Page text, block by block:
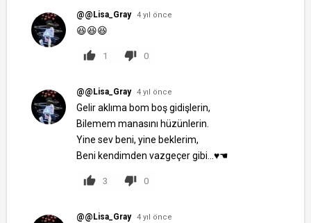
@@Lisa_Gray 4 yıl önce
😆😆😆
1 0
@@Lisa_Gray 4 yıl önce
Gelir aklıma bom boş gidişlerin,
Bilemem manasını hüzünlerin.
Yine sev beni, yine beklerim,
Beni kendimden vazgeçer gibi...♥☚
3 0
@@Lisa_Gray 4 yıl önce